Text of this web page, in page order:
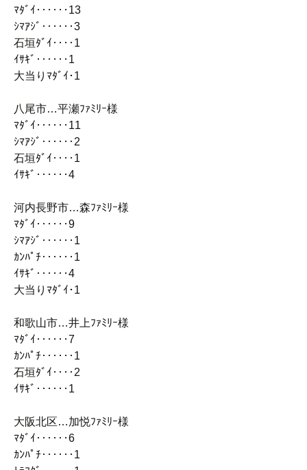
ﾏﾀﾞｲ‥‥‥13
ｼﾏｱｼﾞ‥‥‥3
石垣ﾀﾞｲ‥‥1
ｲｻｷﾞ‥‥‥1
大当りﾏﾀﾞｲ･1
八尾市…平瀬ﾌｧﾐﾘｰ様
ﾏﾀﾞｲ‥‥‥11
ｼﾏｱｼﾞ‥‥‥2
石垣ﾀﾞｲ‥‥1
ｲｻｷﾞ‥‥‥4
河内長野市…森ﾌｧﾐﾘｰ様
ﾏﾀﾞｲ‥‥‥9
ｼﾏｱｼﾞ‥‥‥1
ｶﾝﾊﾟﾁ‥‥‥1
ｲｻｷﾞ‥‥‥4
大当りﾏﾀﾞｲ･1
和歌山市…井上ﾌｧﾐﾘｰ様
ﾏﾀﾞｲ‥‥‥7
ｶﾝﾊﾟﾁ‥‥‥1
石垣ﾀﾞｲ‥‥2
ｲｻｷﾞ‥‥‥1
大阪北区…加悦ﾌｧﾐﾘｰ様
ﾏﾀﾞｲ‥‥‥6
ｶﾝﾊﾟﾁ‥‥‥1